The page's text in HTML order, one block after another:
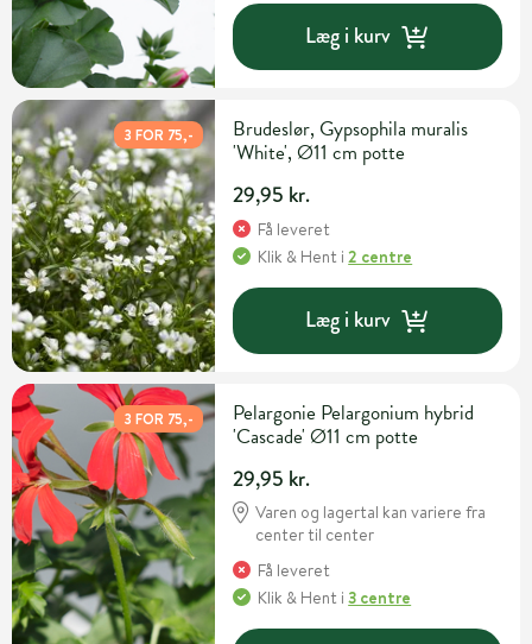
Læg i kurv
3 FOR 75,-
Brudeslør, Gypsophila muralis
'White', Ø11 cm potte
29,95 kr.
Få leveret
Klik & Hent i2 centre
Læg i kurv
3 FOR 75,-
Pelargonie Pelargonium hybrid
'Cascade' Ø11 cm potte
29,95 kr.
Varen og lagertal kan variere fra
center til center
Få leveret
Klik & Hent i3 centre